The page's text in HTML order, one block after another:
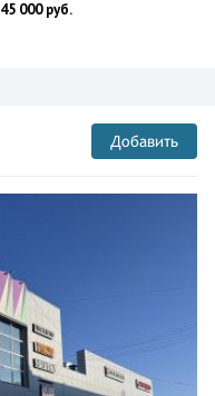
45 000 руб.
Добавить